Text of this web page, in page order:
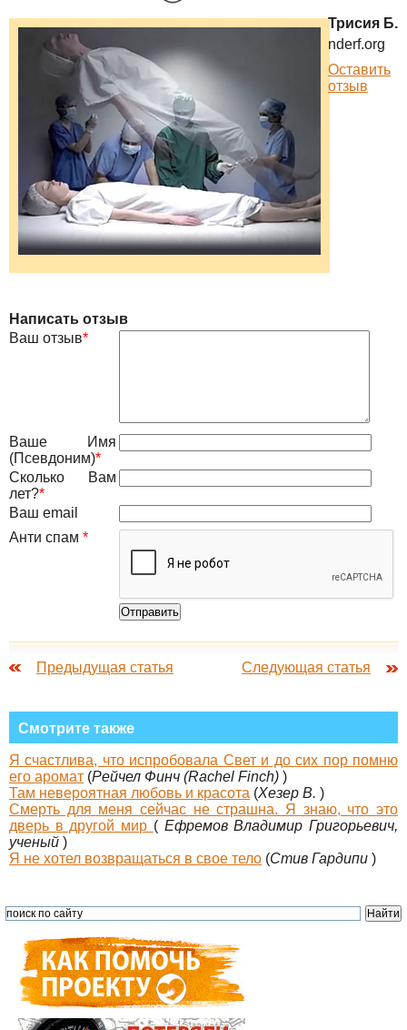
Трисия Б.
nderf.org
Оставить
отзыв
Написать отзыв
Ваш отзыв*
Ваше Имя
(Псевдоним)*
Сколько Вам
лет?*
Ваш email
Анти спам *
Предыдущая статья Следующая статья
Смотрите также
Я счастлива, что испробовала Свет и до сих пор помню
его аромат (Рейчел Финч (Rachel Finch) )
Там невероятная любовь и красота (Хезер В. )
Смерть для меня сейчас не страшна. Я знаю, что это
дверь в другой мир (Ефремов Владимир Григорьевич,
ученый )
Я не хотел возвращаться в свое тело (Стив Гардипи )